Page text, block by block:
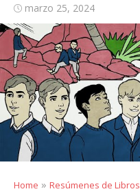
Posted
on
marzo 25, 2024
Home » Resúmenes de Libros